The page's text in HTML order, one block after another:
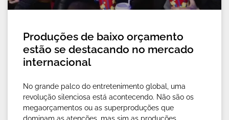
Produções de baixo orçamento
estão se destacando no mercado
internacional
No grande palco do entretenimento global, uma
revolução silenciosa está acontecendo. Não são os
megaorçamentos ou as superproduções que